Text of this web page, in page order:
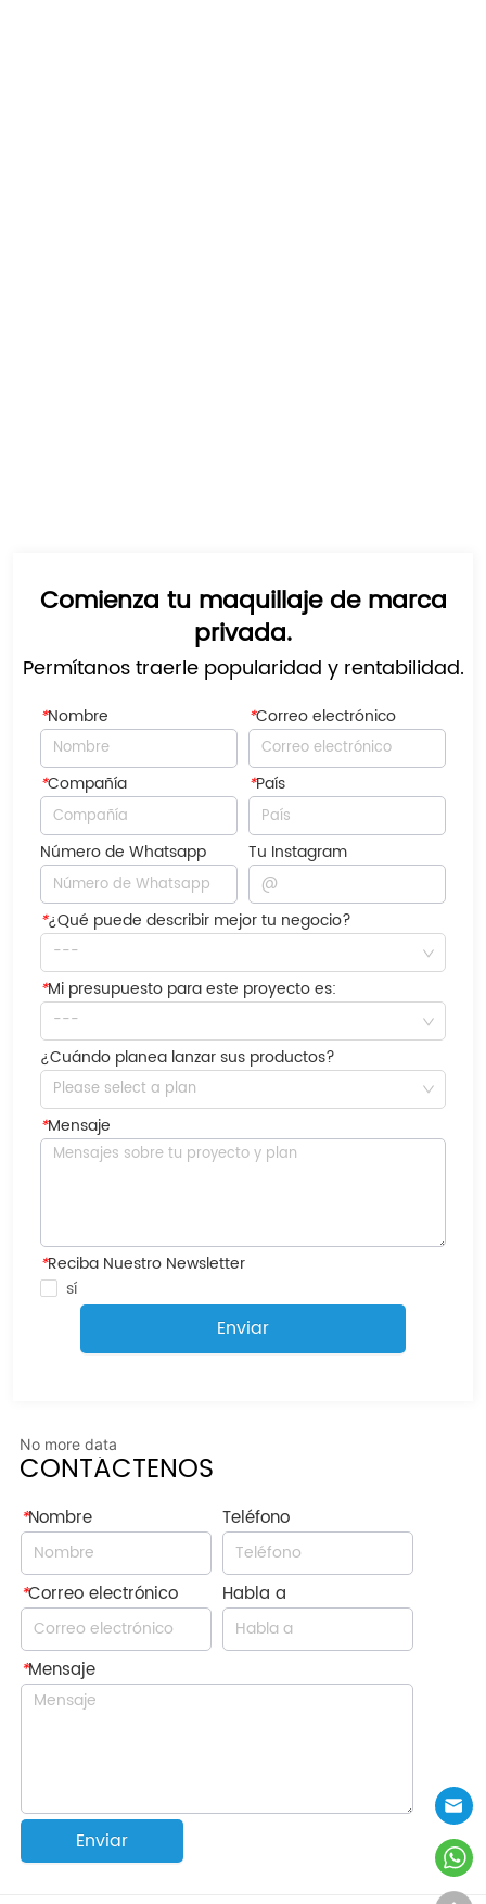
Comienza tu maquillaje de marca
privada.
Permítanos traerle popularidad y rentabilidad.
*Nombre *Correo electrónico
*Compañía *País
Número de Whatsapp Tu Instagram
*¿Qué puede describir mejor tu negocio?
---
*Mi presupuesto para este proyecto es:
---
¿Cuándo planea lanzar sus productos?
Please select a plan
*Mensaje
*Reciba Nuestro Newsletter
sí
Enviar
No more data
CONTÁCTENOS
*Nombre Teléfono
*Correo electrónico Habla a
*Mensaje
Enviar